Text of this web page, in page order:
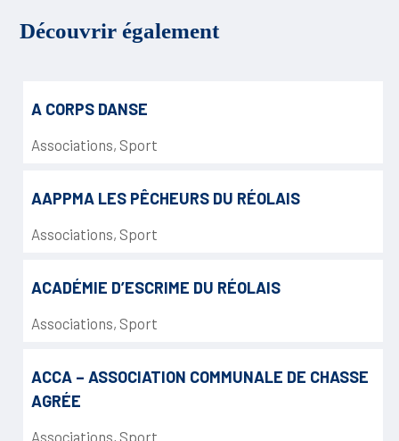
Découvrir également
A CORPS DANSE
Associations, Sport
AAPPMA LES PÊCHEURS DU RÉOLAIS
Associations, Sport
ACADÉMIE D’ESCRIME DU RÉOLAIS
Associations, Sport
ACCA – ASSOCIATION COMMUNALE DE CHASSE
AGRÉE
Associations, Sport